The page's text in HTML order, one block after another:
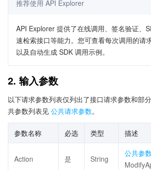
推荐使用 API Explorer
API Explorer 提供了在线调用、签名验证、
速检索接口等能力。您可查看每次调用的请
以及自动生成 SDK 调用示例。
2. 输入参数
以下请求参数列表仅列出了接口请求参数和部
共参数列表见 公共请求参数。
参数名称 必选 类型 描述
Action 是 String
公共参数